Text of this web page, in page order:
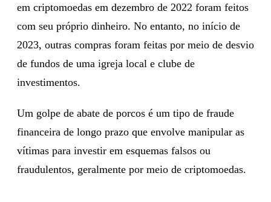
em criptomoedas em dezembro de 2022 foram feitos
com seu próprio dinheiro. No entanto, no início de
2023, outras compras foram feitas por meio de desvio
de fundos de uma igreja local e clube de
investimentos.
Um golpe de abate de porcos é um tipo de fraude
financeira de longo prazo que envolve manipular as
vítimas para investir em esquemas falsos ou
fraudulentos, geralmente por meio de criptomoedas.